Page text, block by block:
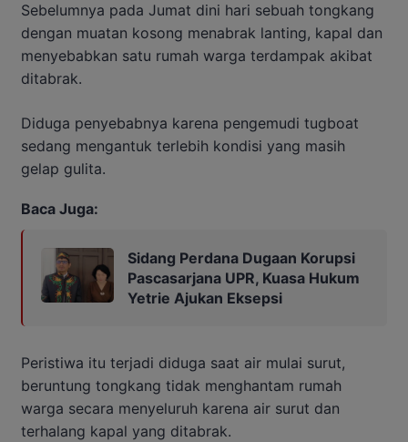
Sebelumnya pada Jumat dini hari sebuah tongkang
dengan muatan kosong menabrak lanting, kapal dan
menyebabkan satu rumah warga terdampak akibat
ditabrak.
Diduga penyebabnya karena pengemudi tugboat
sedang mengantuk terlebih kondisi yang masih
gelap gulita.
Baca Juga:
Sidang Perdana Dugaan Korupsi
Pascasarjana UPR, Kuasa Hukum
Yetrie Ajukan Eksepsi
Peristiwa itu terjadi diduga saat air mulai surut,
beruntung tongkang tidak menghantam rumah
warga secara menyeluruh karena air surut dan
terhalang kapal yang ditabrak.